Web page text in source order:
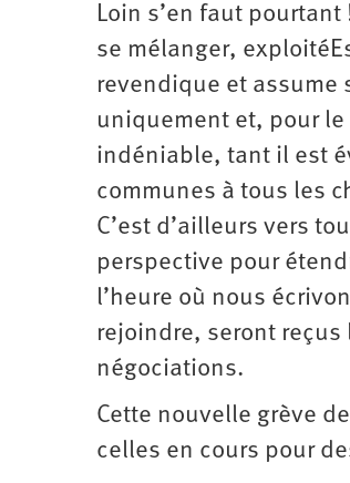
Loin s’en faut
se mélanger,
revendique et assume
uniquement et, pour le
indéniable, tant il est
communes à tous les
C’est d’ailleurs vers
perspective pour
l’heure où nous
rejoindre, seront
négociations.
Cette nouvelle grève
celles en cours pour